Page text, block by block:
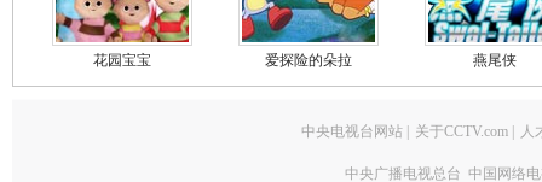
花园宝宝 爱探险的朵拉 燕尾侠
中央电视台网站 关于CCTV.com 人
中央广播电视总台 中国网络